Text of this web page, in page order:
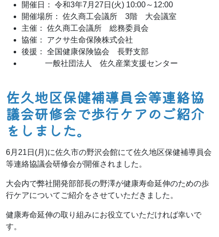
開催日： 令和3年7月27日(火) 10:00～12:00
開催場所： 佐久商工会議所 3階 大会議室
主催： 佐久商工会議所 総務委員会
協催： アクサ生命保険株式会社
後援： 全国健康保険協会 長野支部
一般社団法人 佐久産業支援センター
佐久地区保健補導員会等連絡協
議会研修会で歩行ケアのご紹介
をしました。
6月21日(月)に佐久市の野沢会館にて佐久地区保健補導員会
等連絡協議会研修会が開催されました。
大会内で弊社開発部部長の野澤が健康寿命延伸のための歩
行ケアについてご紹介をさせていただきました。
健康寿命延伸の取り組みにお役立ていただければ幸いで
す。